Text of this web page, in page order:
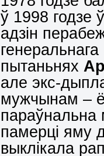
ў 1998
адзін
пытаньнях
але экс-
мужчынам –
параўнальна
памерці яму
выклікала